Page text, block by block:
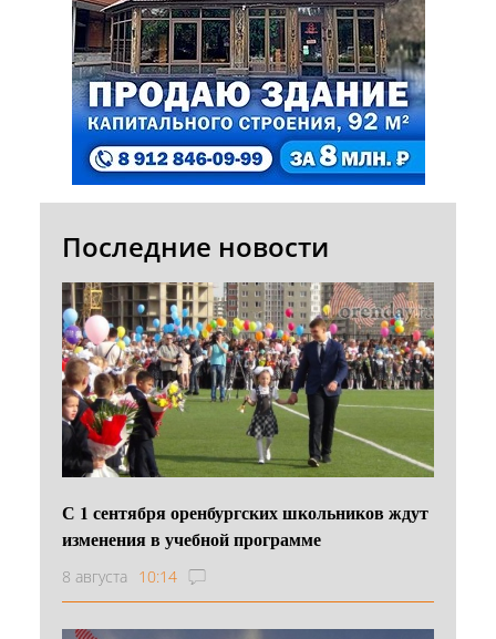
Последние новости
С 1 сентября оренбургских школьников ждут
изменения в учебной программе
8 августа 10:14